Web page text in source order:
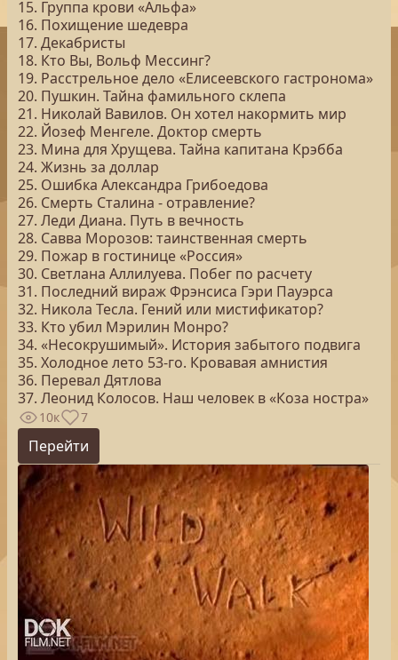
15. Группа крови «Альфа»
16. Похищение шедевра
17. Декабристы
18. Кто Вы, Вольф Мессинг?
19. Расстрельное дело «Елисеевского гастронома»
20. Пушкин. Тайна фамильного склепа
21. Николай Вавилов. Он хотел накормить мир
22. Йозеф Менгеле. Доктор смерть
23. Мина для Хрущева. Тайна капитана Крэбба
24. Жизнь за доллар
25. Ошибка Александра Грибоедова
26. Смерть Сталина - отравление?
27. Леди Диана. Путь в вечность
28. Савва Морозов: таинственная смерть
29. Пожар в гостинице «Россия»
30. Светлана Аллилуева. Побег по расчету
31. Последний вираж Фрэнсиса Гэри Пауэрса
32. Никола Тесла. Гений или мистификатор?
33. Кто убил Мэрилин Монро?
34. «Несокрушимый». История забытого подвига
35. Холодное лето 53-го. Кровавая амнистия
36. Перевал Дятлова
37. Леонид Колосов. Наш человек в «Коза ностра»
10к 7
Перейти